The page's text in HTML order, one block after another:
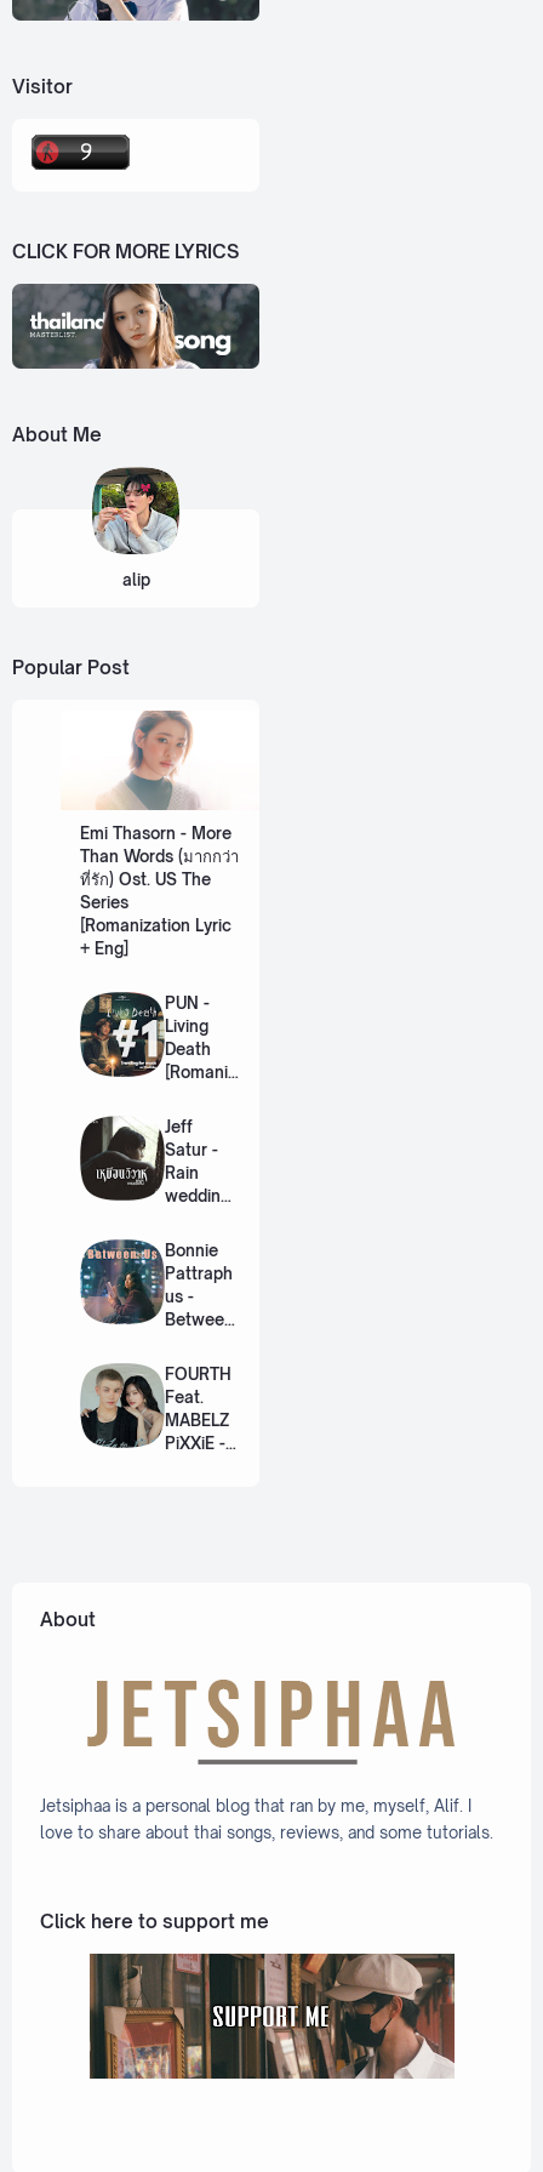
Visitor
CLICK FOR MORE LYRICS
About Me
alip
Popular Post
Emi Thasorn - More
Than Words (มากกว่า
ที่รัก) Ost. US The
Series
[Romanization Lyric
+ Eng]
PUN -
Living
Death
[Romaniz
Lyric +
Eng]
Jeff
Satur -
Rain
wedding
วิวาห์)
Ost. The
Paradise
of Thorns
Lyric +
Eng]
Bonnie
Pattraph
us -
Between
US The
Series
[Romaniz
ation
FOURTH
Feat.
MABELZ
PiXXiE -
About
Jetsiphaa is a personal blog that ran by me, myself, Alif. I
love to share about thai songs, reviews, and some tutorials.
Click here to support me